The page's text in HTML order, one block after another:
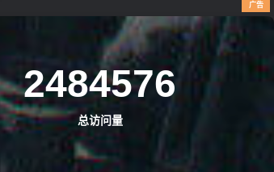
广告
广告
广告
广告
广告
广告
2484576
总访问量